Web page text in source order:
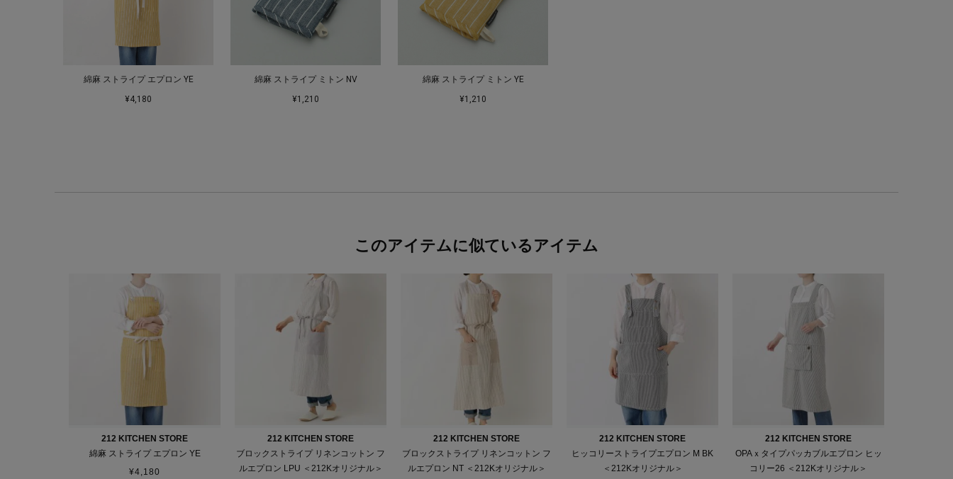
綿麻 ストライプ エプロン YE
¥4,180
綿麻 ストライプ ミトン NV
¥1,210
綿麻 ストライプ ミトン YE
¥1,210
このアイテムに似ているアイテム
212 KITCHEN STORE
綿麻 ストライプ エプロン YE
¥4,180
212 KITCHEN STORE
ブロックストライプ リネンコットン フ
ルエプロン LPU ＜212Kオリジナル＞
212 KITCHEN STORE
ブロックストライプ リネンコットン フ
ルエプロン NT ＜212Kオリジナル＞
212 KITCHEN STORE
ヒッコリーストライプエプロン M BK
＜212Kオリジナル＞
212 KITCHEN STORE
OPAｘタイプパッカブルエプロン ヒッ
コリー26 ＜212Kオリジナル＞